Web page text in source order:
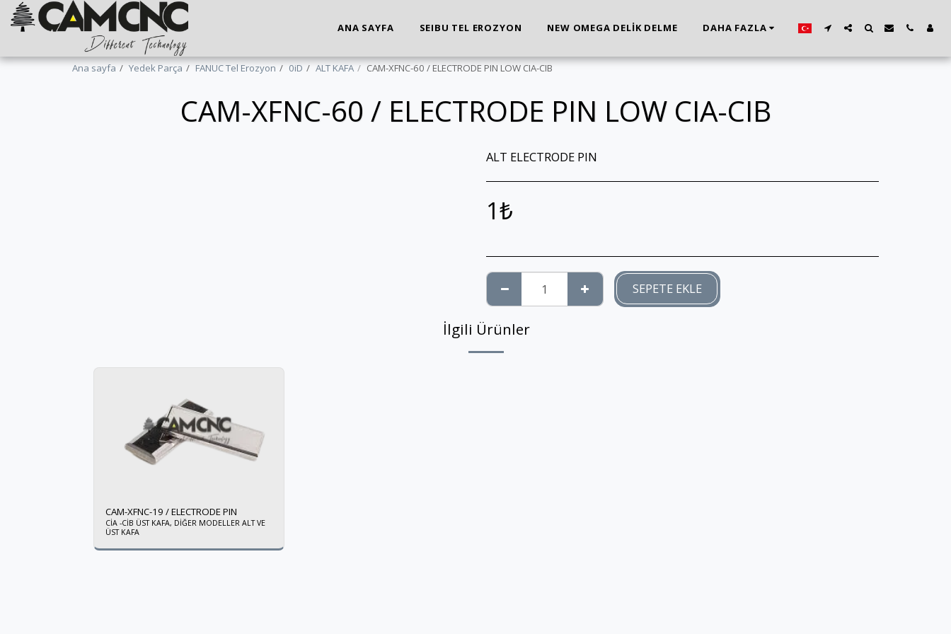
ANA SAYFA SEIBU TEL EROZYON NEW OMEGA DELİK DELME DAHA FAZLA
Ana sayfa Yedek Parça FANUC Tel Erozyon 0iD ALT KAFA CAM-XFNC-60 / ELECTRODE PIN LOW CIA-CIB
CAM-XFNC-60 / ELECTRODE PIN LOW CIA-CIB
ALT ELECTRODE PIN
1₺
SEPETE EKLE
İlgili Ürünler
CAM-XFNC-19 / ELECTRODE PIN
CİA -CİB ÜST KAFA, DİĞER MODELLER ALT VE
ÜST KAFA